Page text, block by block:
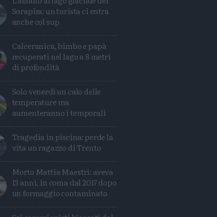
Sorapiss: un turista ci entra
anche col sup
Calceranica, bimbo e papà
recuperati nel lago a 8 metri
di profondità
Solo venerdì un calo delle
temperature ma
aumenteranno i temporali
Tragedia in piscina: perde la
vita un ragazzo di Trento
Morto Mattia Maestri: aveva
13 anni, in coma dal 2017 dopo
un formaggio contaminato